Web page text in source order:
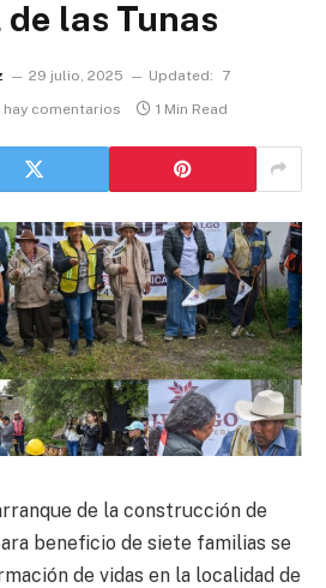
las Tunas
29 julio, 2025 Updated:
7
hay comentarios 1 Min Read
de la construcción de
beneficio de siete familias se
de vidas en la localidad de